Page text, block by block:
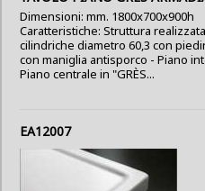
Dimensioni: mm. 1800x700x900h
Caratteristiche: Struttura
cilindriche diametro 60,3 con
con maniglia antisporco - Piano
Piano centrale in "GRÈS...
EA12007